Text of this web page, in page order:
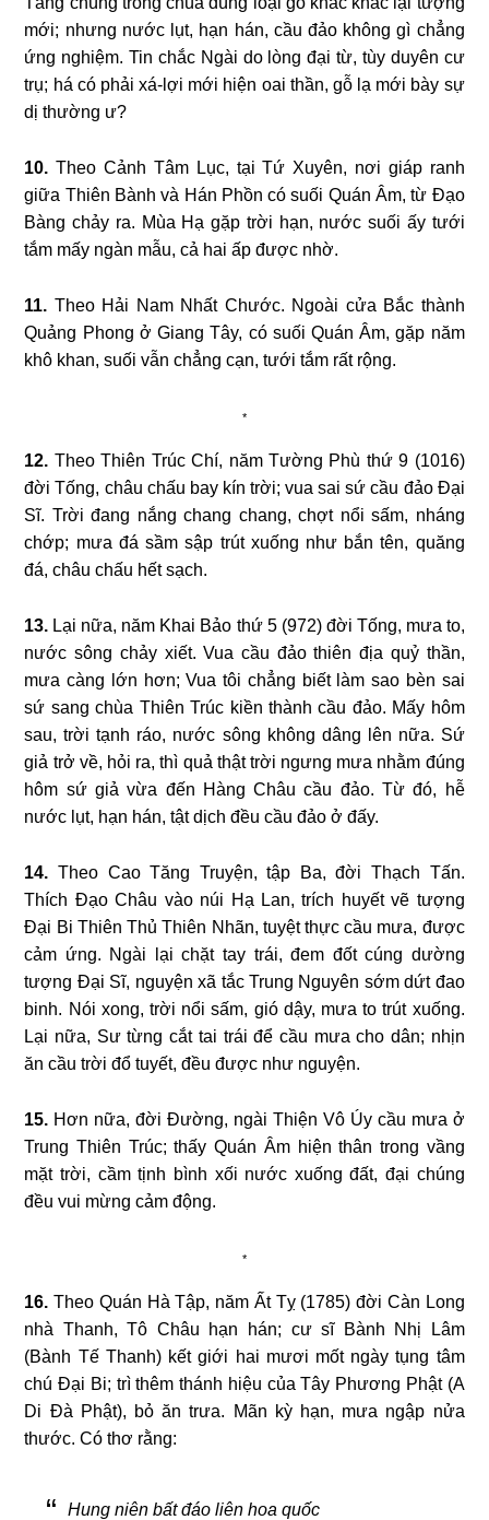
mới; nhưng nước lụt, hạn hán, cầu đảo không gì chẳng
ứng nghiệm. Tin chắc Ngài do lòng đại từ, tùy duyên cư
trụ; há có phải xá-lợi mới hiện oai thần, gỗ lạ mới bày sự
dị thường ư?
10. Theo Cảnh Tâm Lục, tại Tứ Xuyên, nơi giáp ranh
giữa Thiên Bành và Hán Phồn có suối Quán Âm, từ Đạo
Bàng chảy ra. Mùa Hạ gặp trời hạn, nước suối ấy tưới
tắm mấy ngàn mẫu, cả hai ấp được nhờ.
11. Theo Hải Nam Nhất Chước. Ngoài cửa Bắc thành
Quảng Phong ở Giang Tây, có suối Quán Âm, gặp năm
khô khan, suối vẫn chẳng cạn, tưới tắm rất rộng.
*
12. Theo Thiên Trúc Chí, năm Tường Phù thứ 9 (1016)
đời Tống, châu chấu bay kín trời; vua sai sứ cầu đảo Đại
Sĩ. Trời đang nắng chang chang, chợt nổi sấm, nháng
chớp; mưa đá sầm sập trút xuống như bắn tên, quăng
đá, châu chấu hết sạch.
13. Lại nữa, năm Khai Bảo thứ 5 (972) đời Tống, mưa to,
nước sông chảy xiết. Vua cầu đảo thiên địa quỷ thần,
mưa càng lớn hơn; Vua tôi chẳng biết làm sao bèn sai
sứ sang chùa Thiên Trúc kiền thành cầu đảo. Mấy hôm
sau, trời tạnh ráo, nước sông không dâng lên nữa. Sứ
giả trở về, hỏi ra, thì quả thật trời ngưng mưa nhằm đúng
hôm sứ giả vừa đến Hàng Châu cầu đảo. Từ đó, hễ
nước lụt, hạn hán, tật dịch đều cầu đảo ở đấy.
14. Theo Cao Tăng Truyện, tập Ba, đời Thạch Tấn.
Thích Đạo Châu vào núi Hạ Lan, trích huyết vẽ tượng
Đại Bi Thiên Thủ Thiên Nhãn, tuyệt thực cầu mưa, được
cảm ứng. Ngài lại chặt tay trái, đem đốt cúng dường
tượng Đại Sĩ, nguyện xã tắc Trung Nguyên sớm dứt đao
binh. Nói xong, trời nổi sấm, gió dậy, mưa to trút xuống.
Lại nữa, Sư từng cắt tai trái để cầu mưa cho dân; nhịn
ăn cầu trời đổ tuyết, đều được như nguyện.
15. Hơn nữa, đời Đường, ngài Thiện Vô Úy cầu mưa ở
Trung Thiên Trúc; thấy Quán Âm hiện thân trong vầng
mặt trời, cầm tịnh bình xối nước xuống đất, đại chúng
đều vui mừng cảm động.
*
16. Theo Quán Hà Tập, năm Ất Tỵ (1785) đời Càn Long
nhà Thanh, Tô Châu hạn hán; cư sĩ Bành Nhị Lâm
(Bành Tế Thanh) kết giới hai mươi mốt ngày tụng tâm
chú Đại Bi; trì thêm thánh hiệu của Tây Phương Phật (A
Di Đà Phật), bỏ ăn trưa. Mãn kỳ hạn, mưa ngập nửa
thước. Có thơ rằng:
Hung niên bất đáo liên hoa quốc